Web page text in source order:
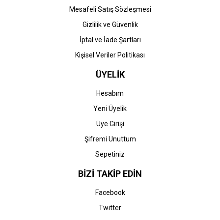
Mesafeli Satış Sözleşmesi
Gizlilik ve Güvenlik
İptal ve İade Şartları
Kişisel Veriler Politikası
ÜYELİK
Hesabım
Yeni Üyelik
Üye Girişi
Şifremi Unuttum
Sepetiniz
BİZİ TAKİP EDİN
Facebook
Twitter